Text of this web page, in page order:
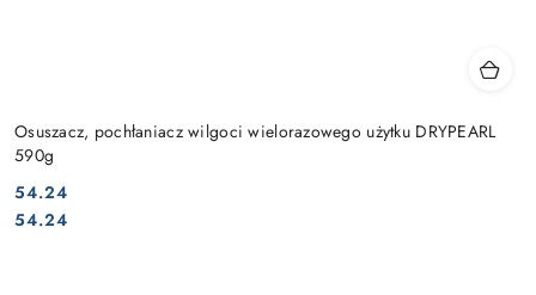
Osuszacz, pochłaniacz wilgoci wielorazowego użytku DRYPEARL
590g
Cena:
54.24
Cena:
54.24